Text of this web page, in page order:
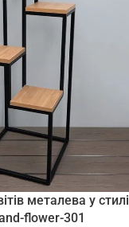
металева у стилі
flower-301